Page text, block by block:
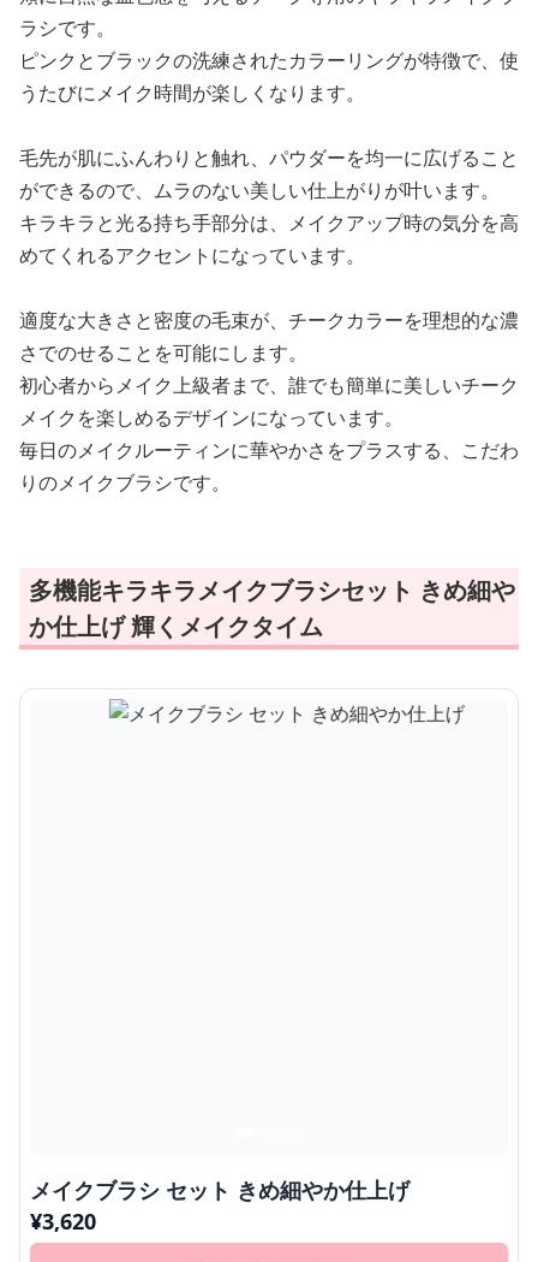
ラシです。
ピンクとブラックの洗練されたカラーリングが特徴で、使
うたびにメイク時間が楽しくなります。
毛先が肌にふんわりと触れ、パウダーを均一に広げること
ができるので、ムラのない美しい仕上がりが叶います。
キラキラと光る持ち手部分は、メイクアップ時の気分を高
めてくれるアクセントになっています。
適度な大きさと密度の毛束が、チークカラーを理想的な濃
さでのせることを可能にします。
初心者からメイク上級者まで、誰でも簡単に美しいチーク
メイクを楽しめるデザインになっています。
毎日のメイクルーティンに華やかさをプラスする、こだわ
りのメイクブラシです。
多機能キラキラメイクブラシセット きめ細や
か仕上げ 輝くメイクタイム
メイクブラシ セット きめ細やか仕上げ
¥3,620